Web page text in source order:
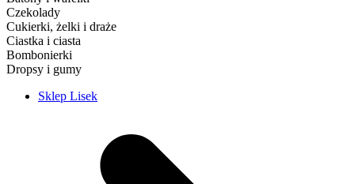
Czekolady
Cukierki, żelki i draże
Ciastka i ciasta
Bombonierki
Dropsy i gumy
Sklep Lisek